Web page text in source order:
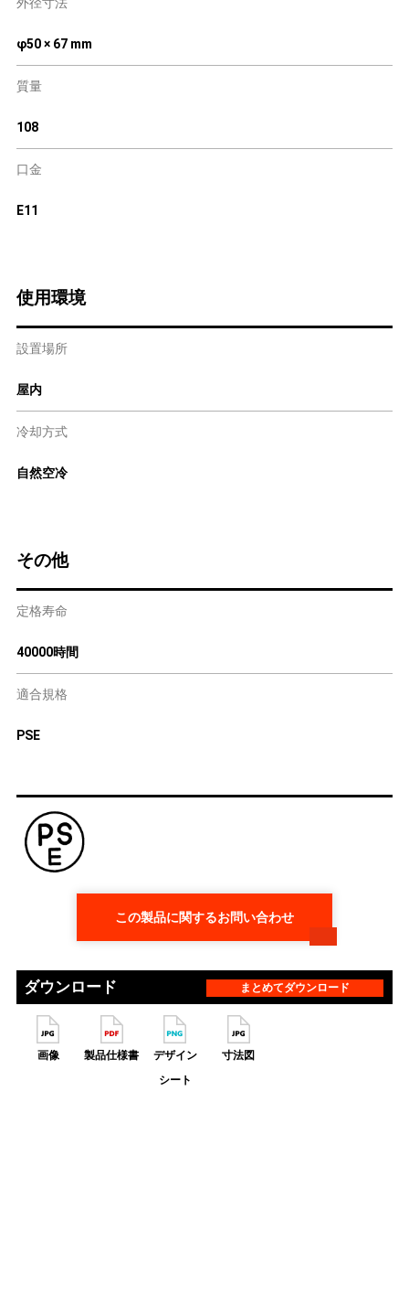
φ50 × 67 mm
質量
108
口金
E11
使用環境
設置場所
屋内
冷却方式
自然空冷
その他
定格寿命
40000時間
適合規格
PSE
この製品に関するお問い合わせ
ダウンロード まとめてダウンロード
画像 製品仕様書
デザイン
シート
寸法図